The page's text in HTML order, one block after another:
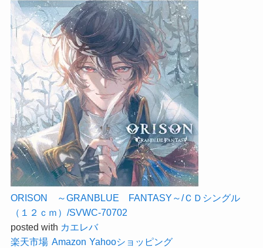
ORISON ～GRANBLUE FANTASY～/ＣＤシングル
（１２ｃｍ）/SVWC-70702
posted with カエレバ
楽天市場 Amazon Yahooショッピング